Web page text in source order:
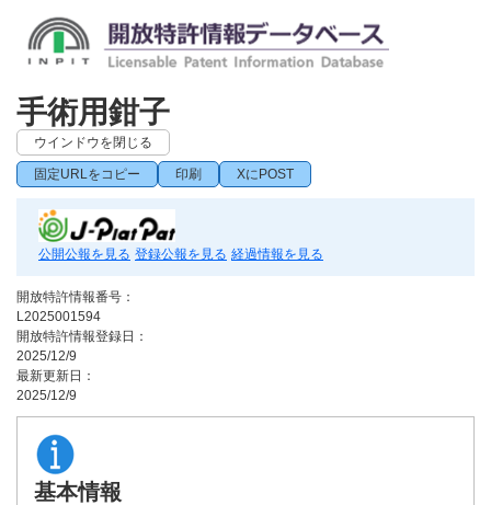
手術用鉗子
ウインドウを閉じる
固定URLをコピー 印刷 XにPOST
公開公報を見る 登録公報を見る 経過情報を見る
開放特許情報番号：
L2025001594
開放特許情報登録日：
2025/12/9
最新更新日：
2025/12/9
基本情報